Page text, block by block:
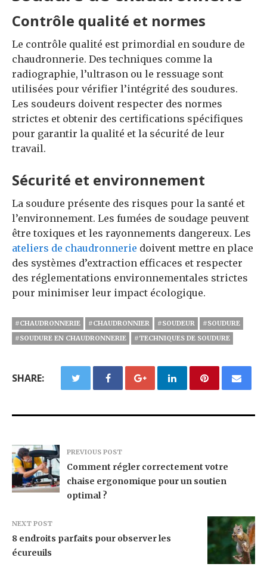
Contrôle qualité et normes
Le contrôle qualité est primordial en soudure de
chaudronnerie. Des techniques comme la
radiographie, l’ultrason ou le ressuage sont
utilisées pour vérifier l’intégrité des soudures.
Les soudeurs doivent respecter des normes
strictes et obtenir des certifications spécifiques
pour garantir la qualité et la sécurité de leur
travail.
Sécurité et environnement
La soudure présente des risques pour la santé et
l’environnement. Les fumées de soudage peuvent
être toxiques et les rayonnements dangereux. Les
ateliers de chaudronnerie doivent mettre en place
des systèmes d’extraction efficaces et respecter
des réglementations environnementales strictes
pour minimiser leur impact écologique.
#CHAUDRONNERIE #CHAUDRONNIER #SOUDEUR
#SOUDURE
#SOUDURE EN CHAUDRONNERIE
#TECHNIQUES DE SOUDURE
SHARE:
PREVIOUS POST
Comment régler correctement votre
chaise ergonomique pour un soutien
optimal ?
NEXT POST
8 endroits parfaits pour observer les
écureuils